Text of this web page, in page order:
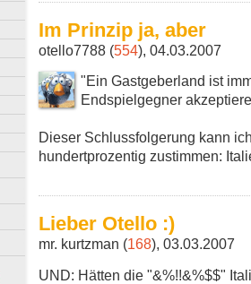
Im Prinzip ja, aber
otello7788 (554), 04.03.2007
"Ein Gastgeberland ist
Endspielgegner
Dieser Schlussfolgerung kann
hundertprozentig zustimmen:
Lieber Otello :)
mr. kurtzman (168), 03.03.2007
UND: Hätten die "&%!!&%$$"